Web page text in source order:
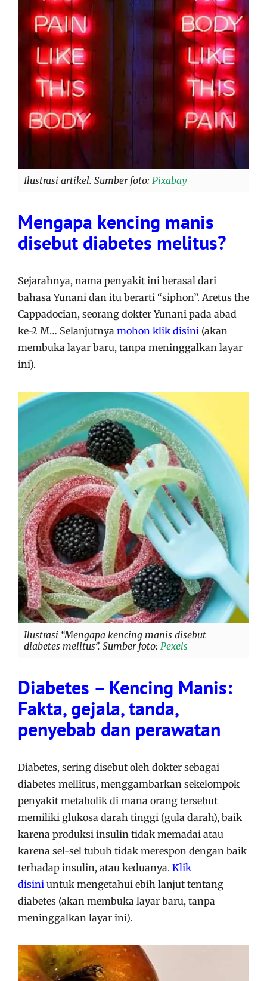
Ilustrasi artikel. Sumber foto: Pixabay
Mengapa kencing manis
disebut diabetes melitus?
Sejarahnya, nama penyakit ini berasal dari
bahasa Yunani dan itu berarti “siphon”. Aretus the
Cappadocian, seorang dokter Yunani pada abad
ke-2 M… Selanjutnya mohon klik disini (akan
membuka layar baru, tanpa meninggalkan layar
ini).
Ilustrasi “Mengapa kencing manis disebut
diabetes melitus”. Sumber foto: Pexels
Diabetes – Kencing Manis:
Fakta, gejala, tanda,
penyebab dan perawatan
Diabetes, sering disebut oleh dokter sebagai
diabetes mellitus, menggambarkan sekelompok
penyakit metabolik di mana orang tersebut
memiliki glukosa darah tinggi (gula darah), baik
karena produksi insulin tidak memadai atau
karena sel-sel tubuh tidak merespon dengan baik
terhadap insulin, atau keduanya. Klik
disini untuk mengetahui ebih lanjut tentang
diabetes (akan membuka layar baru, tanpa
meninggalkan layar ini).